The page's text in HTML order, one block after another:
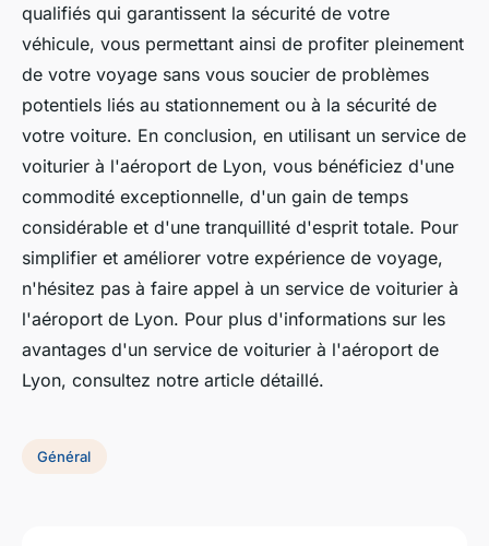
qualifiés qui garantissent la sécurité de votre
véhicule, vous permettant ainsi de profiter pleinement
de votre voyage sans vous soucier de problèmes
potentiels liés au stationnement ou à la sécurité de
votre voiture. En conclusion, en utilisant un service de
voiturier à l'aéroport de Lyon, vous bénéficiez d'une
commodité exceptionnelle, d'un gain de temps
considérable et d'une tranquillité d'esprit totale. Pour
simplifier et améliorer votre expérience de voyage,
n'hésitez pas à faire appel à un service de voiturier à
l'aéroport de Lyon. Pour plus d'informations sur les
avantages d'un service de voiturier à l'aéroport de
Lyon, consultez notre article détaillé.
Général